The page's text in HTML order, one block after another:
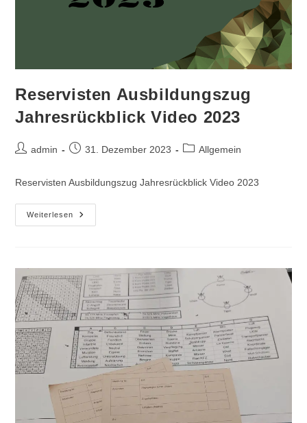
Reservisten Ausbildungszug
Jahresrückblick Video 2023
Beitrags-
admin
Beitrag31. Dezember 2023
Beitrags-
Allgemein
Reservisten Ausbildungszug Jahresrückblick Video 2023
Weiterlesen
Reservisten
Ausbildungszug